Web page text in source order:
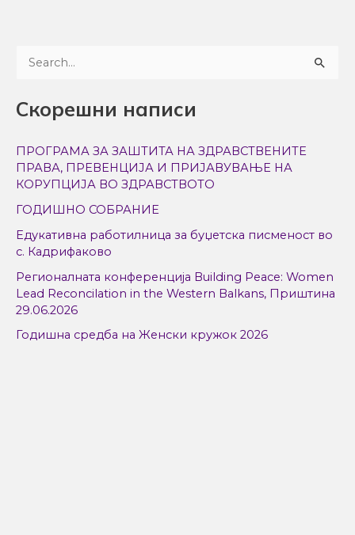
a
c
h
f
r
:
Скорешни написи
ПРОГРАМА ЗА ЗАШТИТА НА ЗДРАВСТВЕНИТЕ
ПРАВА, ПРЕВЕНЦИЈА И ПРИЈАВУВАЊЕ НА
КОРУПЦИЈА ВО ЗДРАВСТВОТО
ГОДИШНО СОБРАНИЕ
Едукативна работилница за буџетска писменост во
с. Кадрифаково
Регионалната конференција Building Peace: Women
Lead Reconcilation in the Western Balkans, Приштина
29.06.2026
Годишна средба на Женски кружок 2026